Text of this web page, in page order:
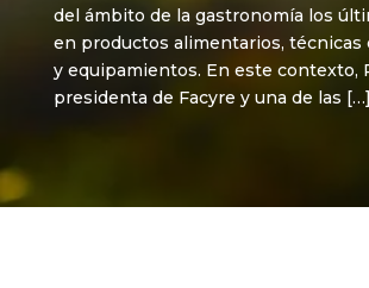
del ámbito de la gastronomía los
en productos alimentarios, técnicas
y equipamientos. En este contexto,
presidenta de Facyre y una de las […]